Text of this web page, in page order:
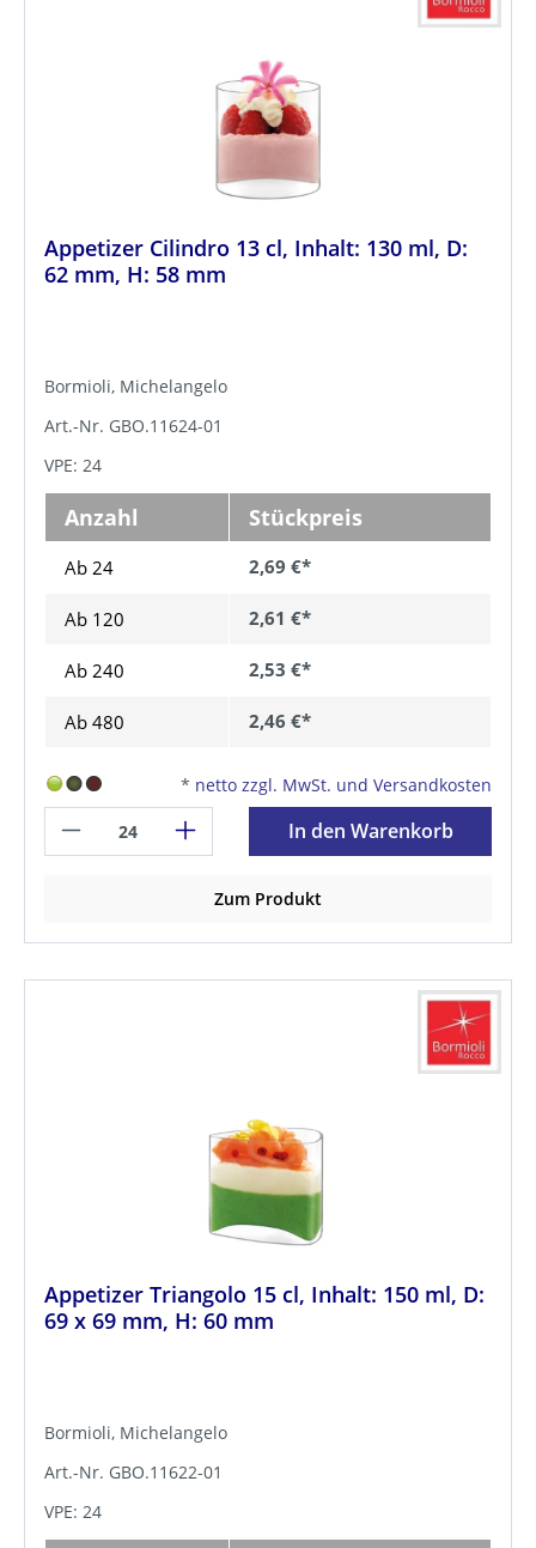
Appetizer Cilindro 13 cl, Inhalt: 130 ml, D:
62 mm, H: 58 mm
Bormioli, Michelangelo
Art.-Nr. GBO.11624-01
VPE: 24
Anzahl Stückpreis
Ab 24 2,69 €*
Ab 120 2,61 €*
Ab 240 2,53 €*
Ab 480 2,46 €*
* netto zzgl. MwSt. und Versandkosten
In den Warenkorb
Zum Produkt
Appetizer Triangolo 15 cl, Inhalt: 150 ml, D:
69 x 69 mm, H: 60 mm
Bormioli, Michelangelo
Art.-Nr. GBO.11622-01
VPE: 24